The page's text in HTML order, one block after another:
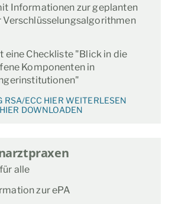
Informationen zur geplanten
Verschlüsselungsalgorithmen
eine Checkliste "Blick in die
Komponenten in
RSA/ECC HIER WEITERLESEN
DOWNLOADEN
alle
zur ePA